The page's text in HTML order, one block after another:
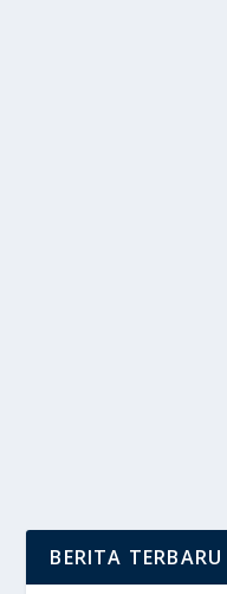
BERITA TERBARU